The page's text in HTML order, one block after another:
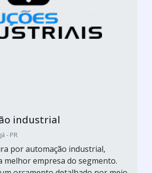
industrial
- PR
por automação industrial,
melhor empresa do segmento.